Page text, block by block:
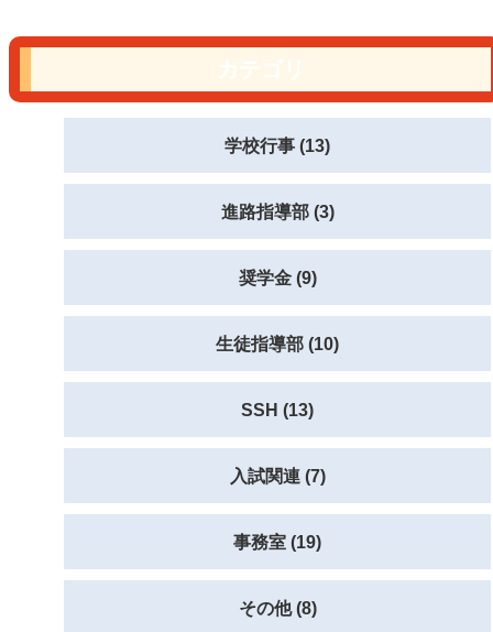
学校行事 (13)
進路指導部 (3)
奨学金 (9)
生徒指導部 (10)
SSH (13)
入試関連 (7)
事務室 (19)
その他 (8)